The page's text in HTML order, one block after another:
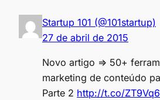
Startup 101 (@101startup)
27 de abril de 2015
Novo artigo => 50+
marketing de conteúdo
Parte 2 http://t.co/